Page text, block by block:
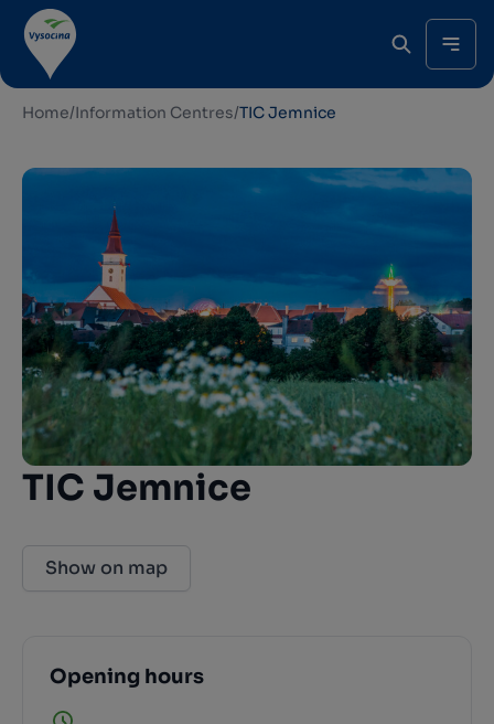
Home/Information Centres/TIC Jemnice
TIC Jemnice
Show on map
Opening hours